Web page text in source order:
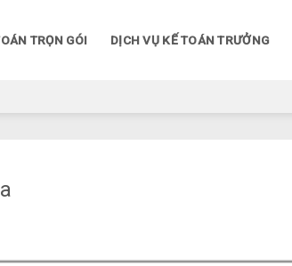
TRỌN GÓI DỊCH VỤ KẾ TOÁN TRƯỞNG